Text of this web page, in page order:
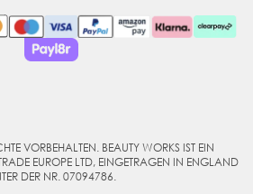
VORBEHALTEN. BEAUTY WORKS IST EIN
EUROPE LTD, EINGETRAGEN IN ENGLAND
DER NR. 07094786.